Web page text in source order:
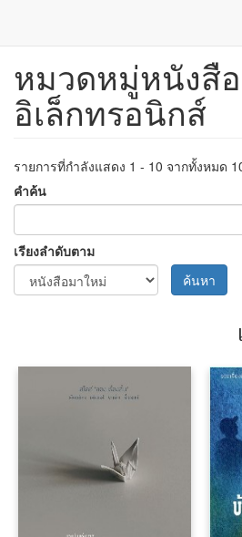
ข้าม
เนื้อหา
หมวดหมู่หนังสือ
อิเล็กทรอนิกส์
รายการที่กำลังแสดง 1 - 10 จากทั้งหมด
คำค้น
เรียงลำดับตาม
ค้นหา